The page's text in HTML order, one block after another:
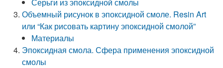
Объемный рисунок в эпоксидной смоле. Resin Art
или “Как рисовать картину эпоксидной смолой”
Материалы
Эпоксидная смола. Сфера применения эпоксидной
смолы